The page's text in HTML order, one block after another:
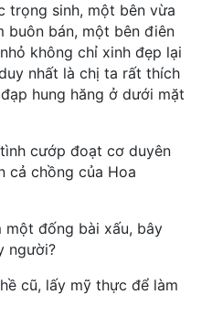
trọng sinh, một bên vừa
buôn bán, một bên điên
không chỉ xinh đẹp lại
nhất là chị ta rất thích
hung hăng ở dưới mặt
cướp đoạt cơ duyên
cả chồng của Hoa
một đống bài xấu, bây
người?
cũ, lấy mỹ thực để làm